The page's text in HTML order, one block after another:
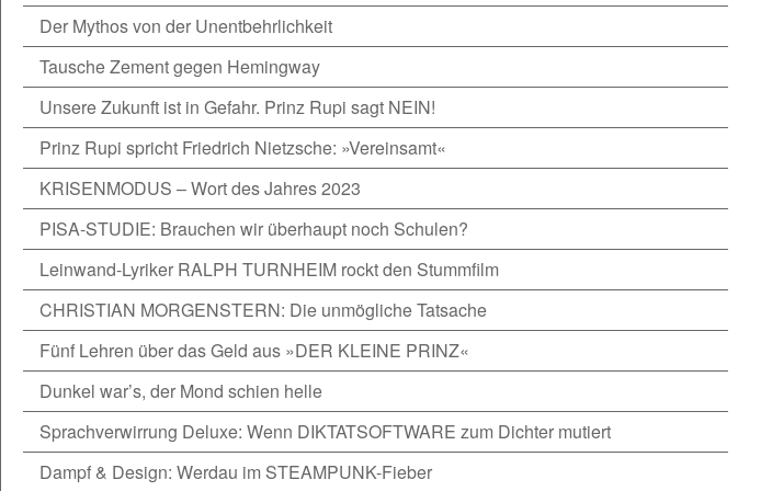
Der Mythos von der Unentbehrlichkeit
Tausche Zement gegen Hemingway
Unsere Zukunft ist in Gefahr. Prinz Rupi sagt NEIN!
Prinz Rupi spricht Friedrich Nietzsche: »Vereinsamt«
KRISENMODUS – Wort des Jahres 2023
PISA-STUDIE: Brauchen wir überhaupt noch Schulen?
Leinwand-Lyriker RALPH TURNHEIM rockt den Stummfilm
CHRISTIAN MORGENSTERN: Die unmögliche Tatsache
Fünf Lehren über das Geld aus »DER KLEINE PRINZ«
Dunkel war’s, der Mond schien helle
Sprachverwirrung Deluxe: Wenn DIKTATSOFTWARE zum Dichter mutiert
Dampf & Design: Werdau im STEAMPUNK-Fieber